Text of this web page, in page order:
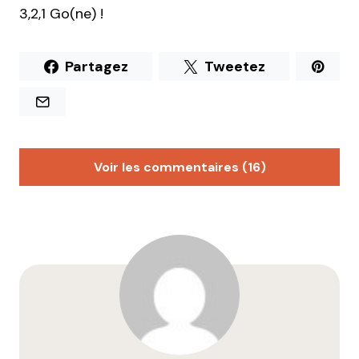
3,2,1 Go(ne) !
Partagez Tweetez
Voir les commentaires (16)
Moi j’aime bien courir à Parilly, c’est assez grand
(plus de 5km en prenant tout le temps à l’extérieur)
et très modulable si on veut faire moins (nombreux
faire un peu de renforcement musculaire, des
terrains de foot, basket, une piste d’athlétisme et